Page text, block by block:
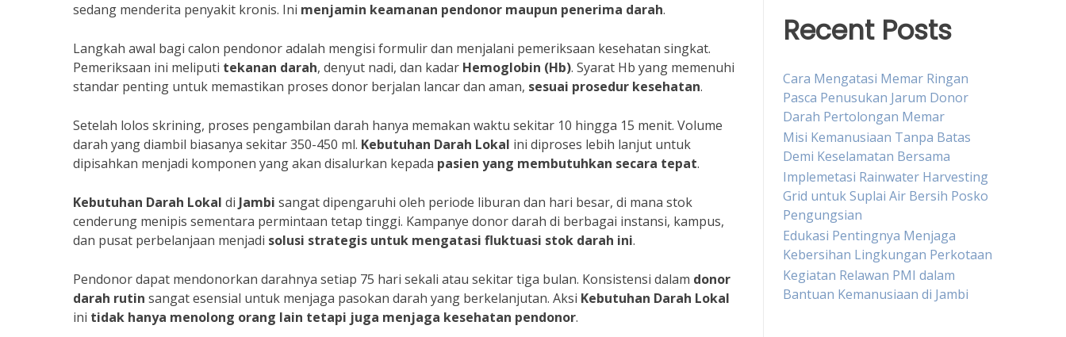
sedang menderita penyakit kronis. Ini menjamin keamanan pendonor maupun penerima darah.
Langkah awal bagi calon pendonor adalah mengisi formulir dan menjalani pemeriksaan kesehatan singkat.
Pemeriksaan ini meliputi tekanan darah, denyut nadi, dan kadar Hemoglobin (Hb). Syarat Hb yang memenuhi
standar penting untuk memastikan proses donor berjalan lancar dan aman, sesuai prosedur kesehatan.
Setelah lolos skrining, proses pengambilan darah hanya memakan waktu sekitar 10 hingga 15 menit. Volume
darah yang diambil biasanya sekitar 350-450 ml. Kebutuhan Darah Lokal ini diproses lebih lanjut untuk
dipisahkan menjadi komponen yang akan disalurkan kepada pasien yang membutuhkan secara tepat.
Kebutuhan Darah Lokal di Jambi sangat dipengaruhi oleh periode liburan dan hari besar, di mana stok
cenderung menipis sementara permintaan tetap tinggi. Kampanye donor darah di berbagai instansi, kampus,
dan pusat perbelanjaan menjadi solusi strategis untuk mengatasi fluktuasi stok darah ini.
Pendonor dapat mendonorkan darahnya setiap 75 hari sekali atau sekitar tiga bulan. Konsistensi dalam donor
darah rutin sangat esensial untuk menjaga pasokan darah yang berkelanjutan. Aksi Kebutuhan Darah Lokal
ini tidak hanya menolong orang lain tetapi juga menjaga kesehatan pendonor.
Recent Posts
Cara Mengatasi Memar Ringan
Pasca Penusukan Jarum Donor
Darah Pertolongan Memar
Misi Kemanusiaan Tanpa Batas
Demi Keselamatan Bersama
Implemetasi Rainwater Harvesting
Grid untuk Suplai Air Bersih Posko
Pengungsian
Edukasi Pentingnya Menjaga
Kebersihan Lingkungan Perkotaan
Kegiatan Relawan PMI dalam
Bantuan Kemanusiaan di Jambi